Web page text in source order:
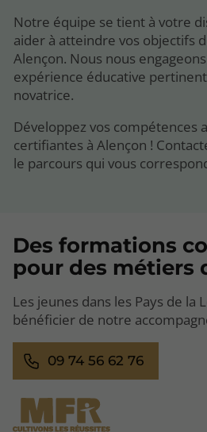
Notre équipe se tient à votre
aider à atteindre vos objectifs
Alençon. Nous nous
expérience éducative
novatrice.
Développez vos compétences
certifiantes à Alençon !
le parcours qui vous
Des formations
pour des métiers
Les jeunes dans les Pays de la
bénéficier de notre
09 74 56 62 76